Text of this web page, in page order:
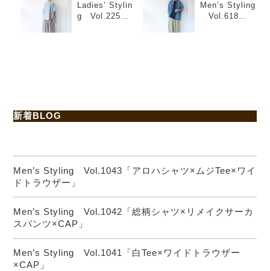
Ladies’ Stylin
g Vol.225
Men’s Styling
Vol.618
新着BLOG
Men’s Styling Vol.1043「アロハシャツ×ムジTee×ワイ
ドトラウザー」
Men’s Styling Vol.1042「総柄シャツ×リメイクサーカ
スパンツ×CAP」
Men’s Styling Vol.1041「白Tee×ワイドトラウザー
×CAP」